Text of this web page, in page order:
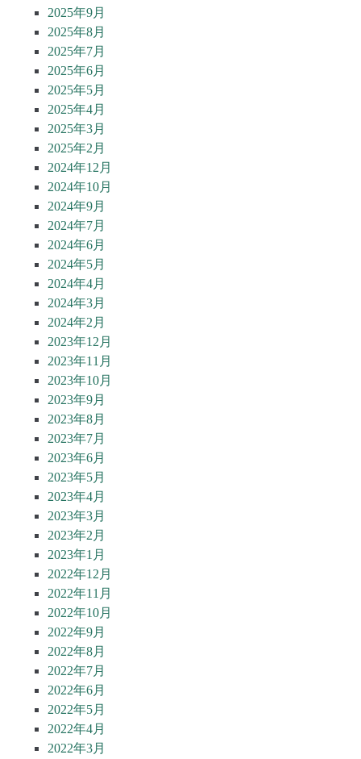
2025年9月
2025年8月
2025年7月
2025年6月
2025年5月
2025年4月
2025年3月
2025年2月
2024年12月
2024年10月
2024年9月
2024年7月
2024年6月
2024年5月
2024年4月
2024年3月
2024年2月
2023年12月
2023年11月
2023年10月
2023年9月
2023年8月
2023年7月
2023年6月
2023年5月
2023年4月
2023年3月
2023年2月
2023年1月
2022年12月
2022年11月
2022年10月
2022年9月
2022年8月
2022年7月
2022年6月
2022年5月
2022年4月
2022年3月